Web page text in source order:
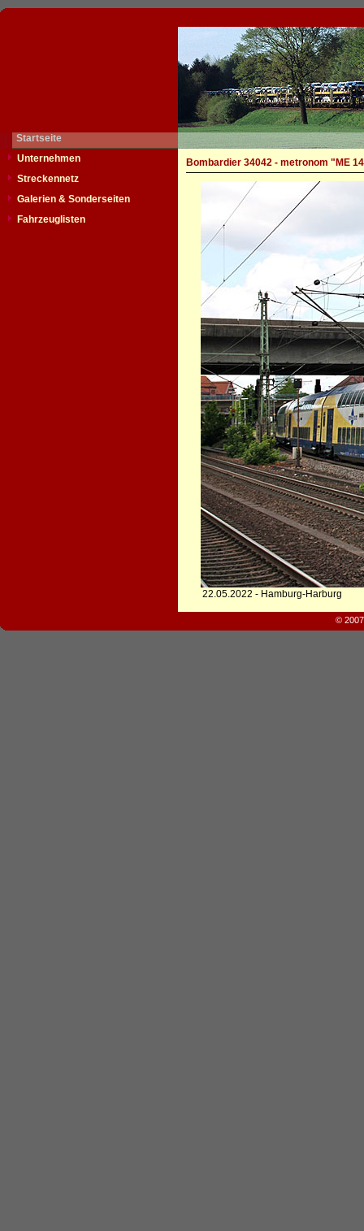
Startseite
Unternehmen
Streckennetz
Galerien & Sonderseiten
Fahrzeuglisten
Bombardier 34042 - metronom "ME
22.05.2022 - Hamburg-Harburg
©